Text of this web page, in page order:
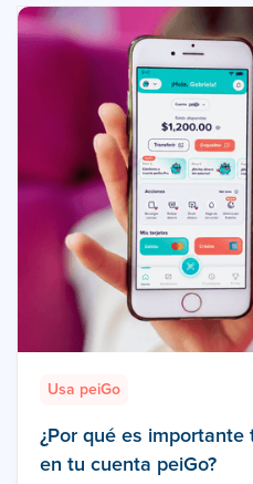
Usa peiGo
¿Por qué es
en tu cuenta peiGo?